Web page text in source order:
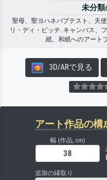
未分類
聖母、聖ヨハネバプテスト、天
リ・ディ・ビッチ. キャンバス、
紙、和紙へのアート
3D/ARで見る
アート作品の構
幅 (作品, cm)
追加の縁取り